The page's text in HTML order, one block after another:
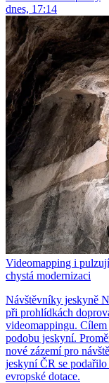
dnes, 17:14
Videomapping i
chystá modernizaci
Návštěvníky jeskyně
při prohlídkách
videomappingu.
podobu jeskyní.
nové zázemí pro
jeskyní ČR se
evropské dotace.